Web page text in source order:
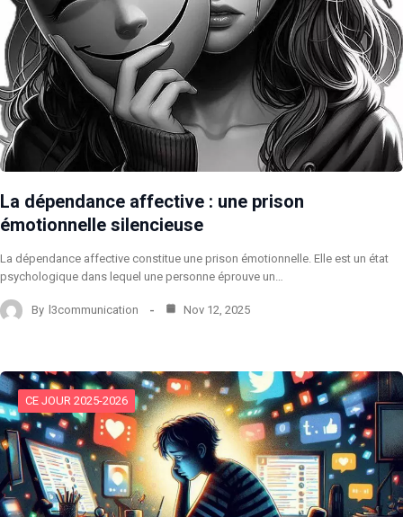
La dépendance affective : une prison
émotionnelle silencieuse
La dépendance affective constitue une prison émotionnelle. Elle est un état
psychologique dans lequel une personne éprouve un…
By l3communication Nov 12, 2025
CE JOUR 2025-2026